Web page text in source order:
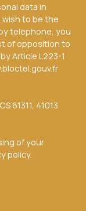
data in
wish to be the
telephone, you
of opposition to
Article L223-1
61311, 41013
of your
policy.